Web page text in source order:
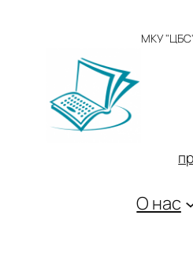
МКУ "ЦБС"
О нас